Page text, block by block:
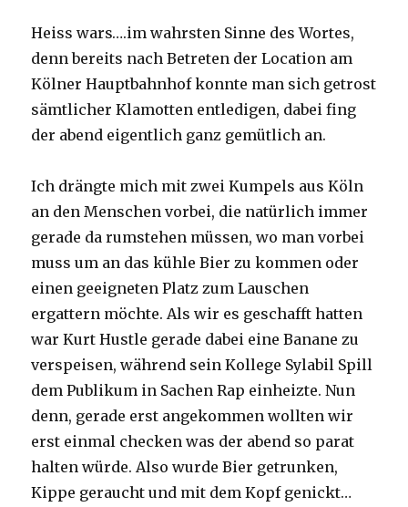
Heiss wars….im wahrsten Sinne des Wortes,
denn bereits nach Betreten der Location am
Kölner Hauptbahnhof konnte man sich getrost
sämtlicher Klamotten entledigen, dabei fing
der abend eigentlich ganz gemütlich an.
Ich drängte mich mit zwei Kumpels aus Köln
an den Menschen vorbei, die natürlich immer
gerade da rumstehen müssen, wo man vorbei
muss um an das kühle Bier zu kommen oder
einen geeigneten Platz zum Lauschen
ergattern möchte. Als wir es geschafft hatten
war Kurt Hustle gerade dabei eine Banane zu
verspeisen, während sein Kollege Sylabil Spill
dem Publikum in Sachen Rap einheizte. Nun
denn, gerade erst angekommen wollten wir
erst einmal checken was der abend so parat
halten würde. Also wurde Bier getrunken,
Kippe geraucht und mit dem Kopf genickt…